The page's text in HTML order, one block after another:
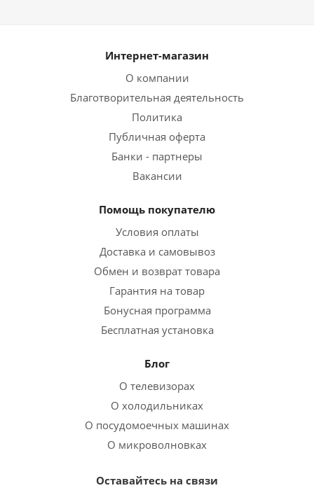
Интернет-магазин
О компании
Благотворительная деятельность
Политика
Публичная оферта
Банки - партнеры
Вакансии
Помощь покупателю
Условия оплаты
Доставка и самовывоз
Обмен и возврат товара
Гарантия на товар
Бонусная программа
Бесплатная установка
Блог
О телевизорах
О холодильниках
О посудомоечных машинах
О микроволновках
Оставайтесь на связи